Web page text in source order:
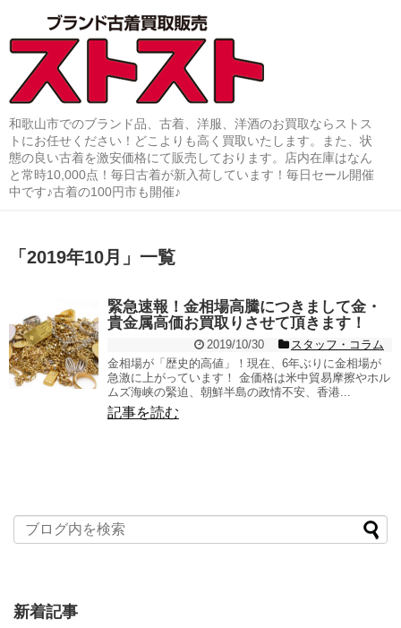
和歌山市でのブランド品、古着、洋服、洋酒のお買取ならストス
トにお任せください！どこよりも高く買取いたします。また、状
態の良い古着を激安価格にて販売しております。店内在庫はなん
と常時10,000点！毎日古着が新入荷しています！毎日セール開催
中です♪古着の100円市も開催♪
「 2019年10月 」 一覧
緊急速報！金相場高騰につきまして金・
貴金属高価お買取りさせて頂きます！
2019/10/30
スタッフ・コラム
金相場が「歴史的高値」！現在、6年ぶりに金相場が
急激に上がっています！ 金価格は米中貿易摩擦やホル
ムズ海峡の緊迫、朝鮮半島の政情不安、香港...
記事を読む
新着記事